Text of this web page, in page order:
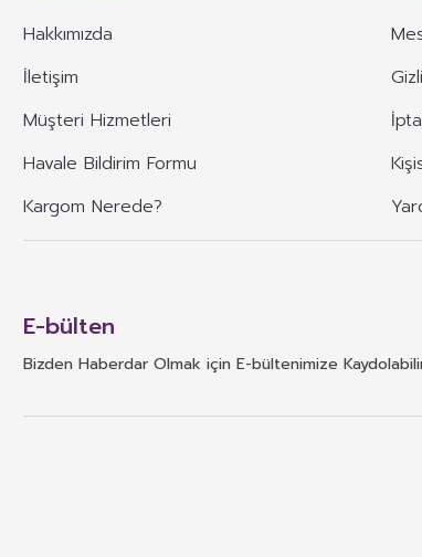
Hakkımızda
İletişim
Müşteri Hizmetleri
Havale Bildirim Formu
Kargom Nerede?
E-bülten
Bizden Haberdar Olmak için E-bültenimize